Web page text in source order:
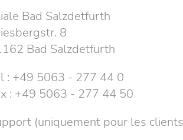
Bad Salzdetfurth
8
Bad Salzdetfurth
: +49 5063 - 277 44 0
: +49 5063 - 277 44 50
(uniquement pour les